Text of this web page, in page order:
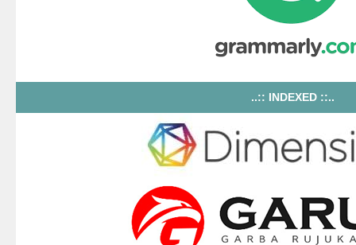
..:: INDEXED ::..